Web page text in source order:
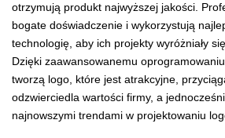
otrzymują produkt najwyższej jakości.
bogate doświadczenie i wykorzystują
technologię, aby ich projekty wyróżniały
Dzięki zaawansowanemu
tworzą logo, które jest atrakcyjne,
odzwierciedla wartości firmy, a
najnowszymi trendami w projektowaniu